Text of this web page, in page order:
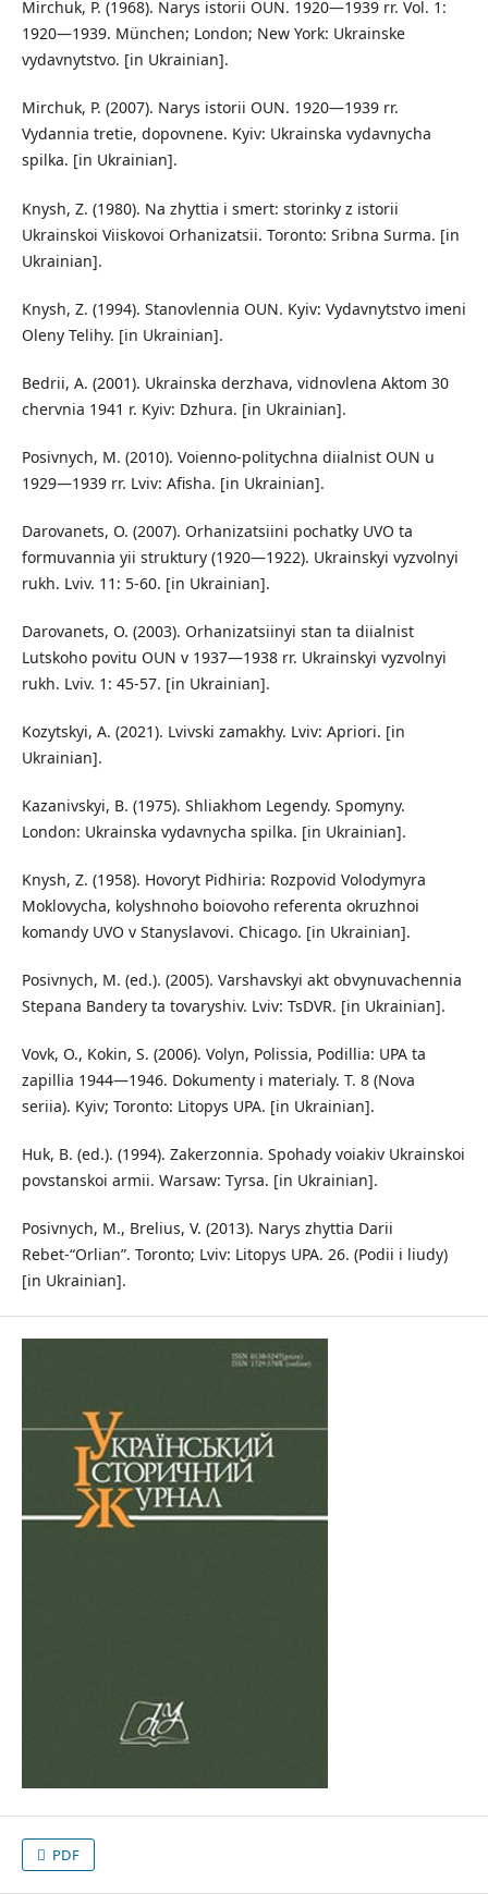
Mirchuk, P. (1968). Narys istorii OUN. 1920—1939 rr. Vol. 1:
1920—1939. München; London; New York: Ukrainske
vydavnytstvo. [in Ukrainian].
Mirchuk, P. (2007). Narys istorii OUN. 1920—1939 rr.
Vydannia tretie, dopovnene. Kyiv: Ukrainska vydavnycha
spilka. [in Ukrainian].
Knysh, Z. (1980). Na zhyttia i smert: storinky z istorii
Ukrainskoi Viiskovoi Orhanizatsii. Toronto: Sribna Surma. [in
Ukrainian].
Knysh, Z. (1994). Stanovlennia OUN. Kyiv: Vydavnytstvo imeni
Oleny Telihy. [in Ukrainian].
Bedrii, A. (2001). Ukrainska derzhava, vidnovlena Aktom 30
chervnia 1941 r. Kyiv: Dzhura. [in Ukrainian].
Posivnych, M. (2010). Voienno-politychna diialnist OUN u
1929—1939 rr. Lviv: Afisha. [in Ukrainian].
Darovanets, O. (2007). Orhanizatsiini pochatky UVO ta
formuvannia yii struktury (1920—1922). Ukrainskyi vyzvolnyi
rukh. Lviv. 11: 5-60. [in Ukrainian].
Darovanets, O. (2003). Orhanizatsiinyi stan ta diialnist
Lutskoho povitu OUN v 1937—1938 rr. Ukrainskyi vyzvolnyi
rukh. Lviv. 1: 45-57. [in Ukrainian].
Kozytskyi, A. (2021). Lvivski zamakhy. Lviv: Apriori. [in
Ukrainian].
Kazanivskyi, B. (1975). Shliakhom Legendy. Spomyny.
London: Ukrainska vydavnycha spilka. [in Ukrainian].
Knysh, Z. (1958). Hovoryt Pidhiria: Rozpovid Volodymyra
Moklovycha, kolyshnoho boiovoho referenta okruzhnoi
komandy UVO v Stanyslavovi. Chicago. [in Ukrainian].
Posivnych, M. (ed.). (2005). Varshavskyi akt obvynuvachennia
Stepana Bandery ta tovaryshiv. Lviv: TsDVR. [in Ukrainian].
Vovk, O., Kokin, S. (2006). Volyn, Polissia, Podillia: UPA ta
zapillia 1944—1946. Dokumenty i materialy. T. 8 (Nova
seriia). Kyiv; Toronto: Litopys UPA. [in Ukrainian].
Huk, B. (ed.). (1994). Zakerzonnia. Spohady voiakiv Ukrainskoi
povstanskoi armii. Warsaw: Tyrsa. [in Ukrainian].
Posivnych, M., Brelius, V. (2013). Narys zhyttia Darii
Rebet-“Orlian”. Toronto; Lviv: Litopys UPA. 26. (Podii i liudy)
[in Ukrainian].
PDF